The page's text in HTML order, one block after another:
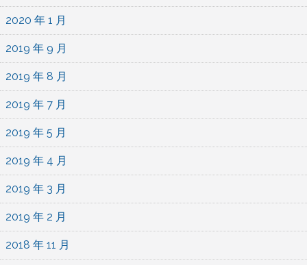
2020 年 1 月
2019 年 9 月
2019 年 8 月
2019 年 7 月
2019 年 5 月
2019 年 4 月
2019 年 3 月
2019 年 2 月
2018 年 11 月